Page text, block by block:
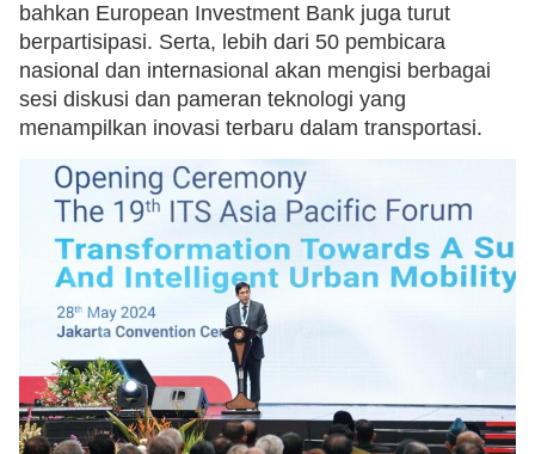
bahkan European Investment Bank juga turut
berpartisipasi. Serta, lebih dari 50 pembicara
nasional dan internasional akan mengisi berbagai
sesi diskusi dan pameran teknologi yang
menampilkan inovasi terbaru dalam transportasi.